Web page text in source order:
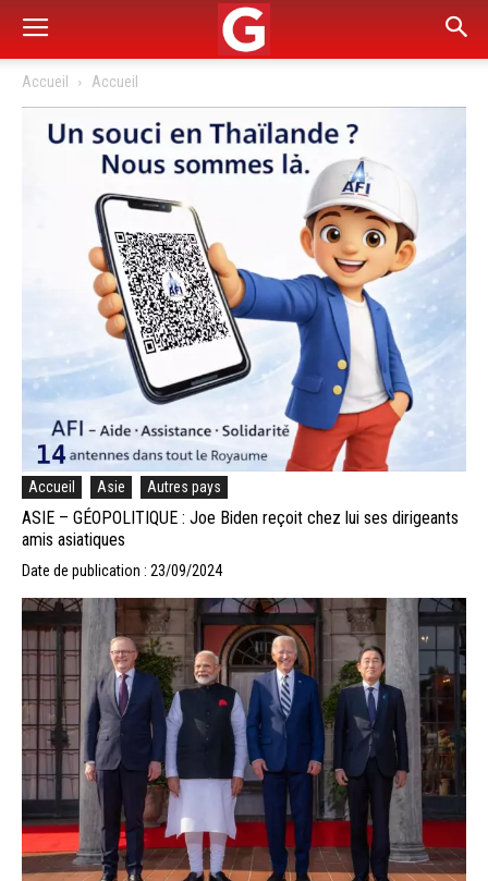
Accueil Accueil
Accueil Asie Autres pays
ASIE – GÉOPOLITIQUE : Joe Biden reçoit chez lui ses dirigeants
amis asiatiques
Date de publication : 23/09/2024